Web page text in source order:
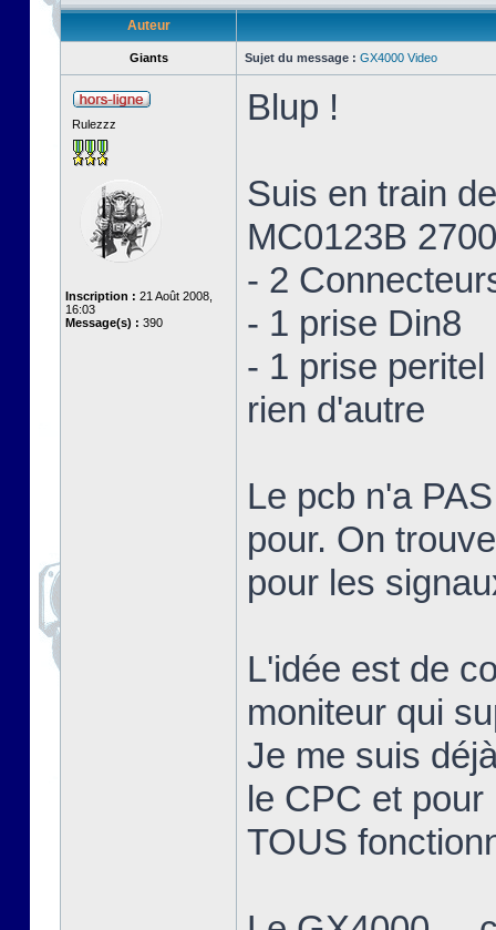
Auteur
Giants Sujet du message : GX4000 Video
Rulezzz
Inscription : 21 Août 2008,
16:03
Message(s) : 390
Blup !
Suis en train
MC0123B
- 2
- 1 prise Din8
- 1 prise peritel
rien d'autre
Le pcb n'a
pour. On
pour les
L'idée est de
moniteur qui
Je me suis
le CPC et pour
TOUS